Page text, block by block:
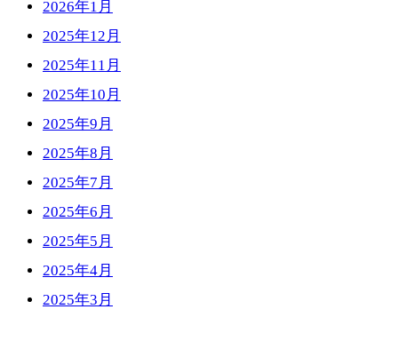
2026年1月
2025年12月
2025年11月
2025年10月
2025年9月
2025年8月
2025年7月
2025年6月
2025年5月
2025年4月
2025年3月